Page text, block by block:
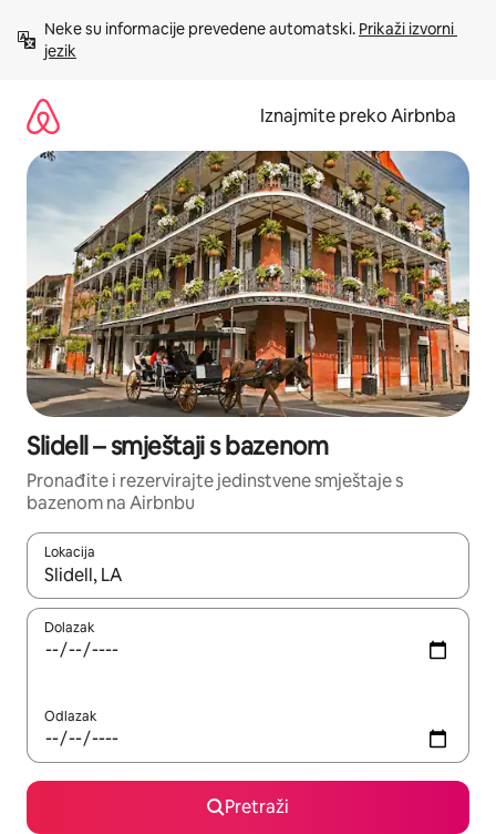
sadržaj
Neke su informacije prevedene automatski. Prikaži izvorni
jezik
Iznajmite preko Airbnba
Slidell – smještaji s bazenom
Pronađite i rezervirajte jedinstvene smještaje s
bazenom na Airbnbu
Lokacija
Kada budu dostupni rezultati, moći ćete ih pregledati
Dolazak
Odlazak
Pretraži